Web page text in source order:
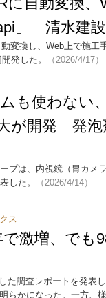
」 清水建
変換し、Web上で施工
発した。
（2026/4/17）
も使わない
が開発 発泡
プは、内視鏡（胃カメ
した。
（2026/4/14）
ス
激増、でも
調査レポートを発表
らかになった。一方、